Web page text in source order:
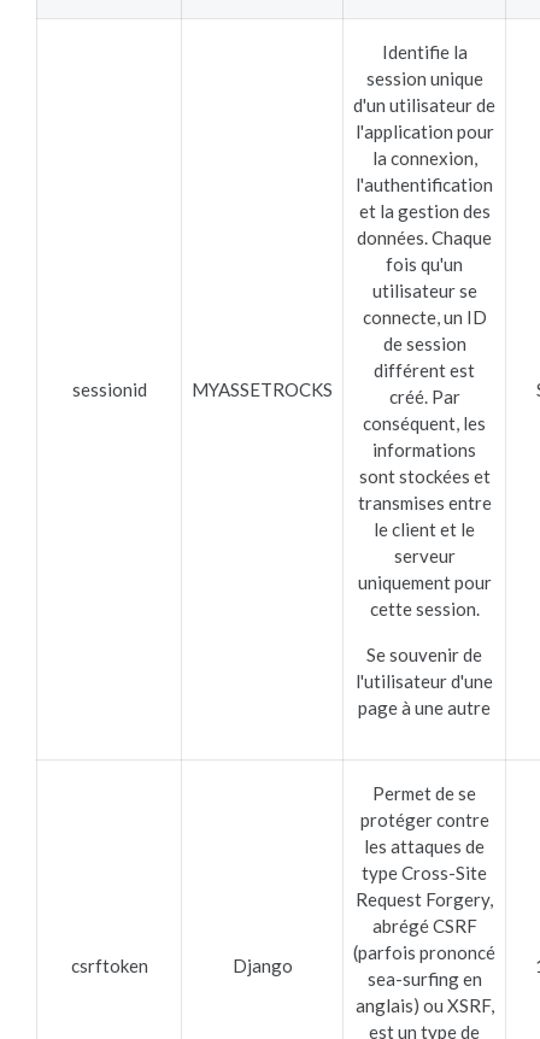
sessionid MYASSETROCKS
Identifie la
session unique
d'un utilisateur de
l'application pour
la connexion,
l'authentification
et la gestion des
données. Chaque
fois qu'un
utilisateur se
connecte, un ID
de session
différent est
créé. Par
conséquent, les
informations
sont stockées et
transmises entre
le client et le
serveur
uniquement pour
cette session.
Se souvenir de
l'utilisateur d'une
page à une autre
csrftoken Django
Permet de se
protéger contre
les attaques de
type Cross-Site
Request Forgery,
abrégé CSRF
(parfois prononcé
sea-surfing en
anglais) ou XSRF,
est un type de